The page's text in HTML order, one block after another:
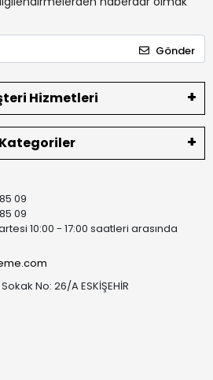
Gönder
Hizmetleri
Kategoriler
09
09
10:00 - 17:00 saatleri arasında
No: 26/A ESKİŞEHİR